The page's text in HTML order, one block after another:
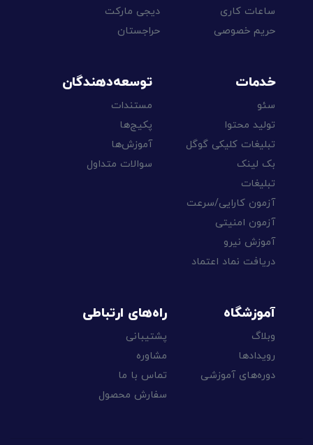
ساعات کاری
حریم خصوصی
دیجی مارکت
حراجستان
خدمات
سئو
تولید محتوا
تبلیغات کلیکی گوگل
بک لینک
تبلیغات
آزمون کارایی/سرعت
آزمون امنیتی
آموزش نیرو
دریافت نماد اعتماد
توسعه‌دهندگان
مستندات
پکیج‌ها
آموزش‌ها
سوالات متداول
آموزشگاه
وبلاگ
رویدادها
دوره‌های آموزشی
راه‌های ارتباطی
پشتیبانی
مشاوره
تماس با ما
سفارش محصول